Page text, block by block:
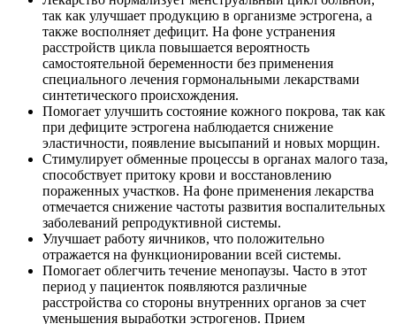
так как улучшает продукцию в организме эстрогена, а
также восполняет дефицит. На фоне устранения
расстройств цикла повышается вероятность
самостоятельной беременности без применения
специального лечения гормональными лекарствами
синтетического происхождения.
Помогает улучшить состояние кожного покрова, так как
при дефиците эстрогена наблюдается снижение
эластичности, появление высыпаний и новых морщин.
Стимулирует обменные процессы в органах малого таза,
способствует притоку крови и восстановлению
пораженных участков. На фоне применения лекарства
отмечается снижение частоты развития воспалительных
заболеваний репродуктивной системы.
Улучшает работу яичников, что положительно
отражается на функционировании всей системы.
Помогает облегчить течение менопаузы. Часто в этот
период у пациенток появляются различные
расстройства со стороны внутренних органов за счет
уменьшения выработки эстрогенов. Прием